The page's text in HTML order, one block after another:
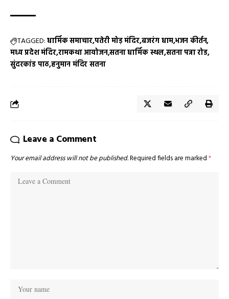
TAGGED:धार्मिक समाचारपतेरी मोड़ मंदिरबजरंग धामभजन कीर्तन
मध्य प्रदेश मंदिररामकथा आयोजनसतना धार्मिक स्थलसतना पन्ना रोड
सुंदरकांड पाठहनुमान मंदिर सतना
Leave a Comment
Your email address will not be published.Required fields are marked*